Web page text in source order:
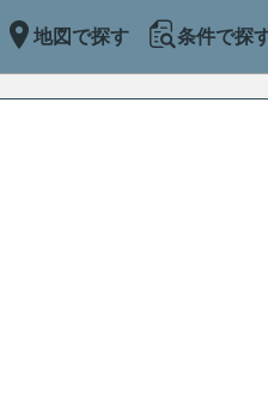
地図で探す 条件で探